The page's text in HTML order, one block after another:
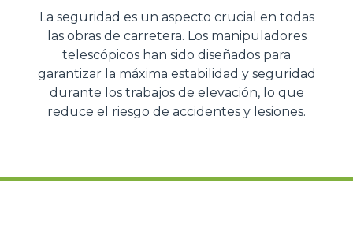
La seguridad es un aspecto crucial en todas
las obras de carretera. Los manipuladores
telescópicos han sido diseñados para
garantizar la máxima estabilidad y seguridad
durante los trabajos de elevación, lo que
reduce el riesgo de accidentes y lesiones.